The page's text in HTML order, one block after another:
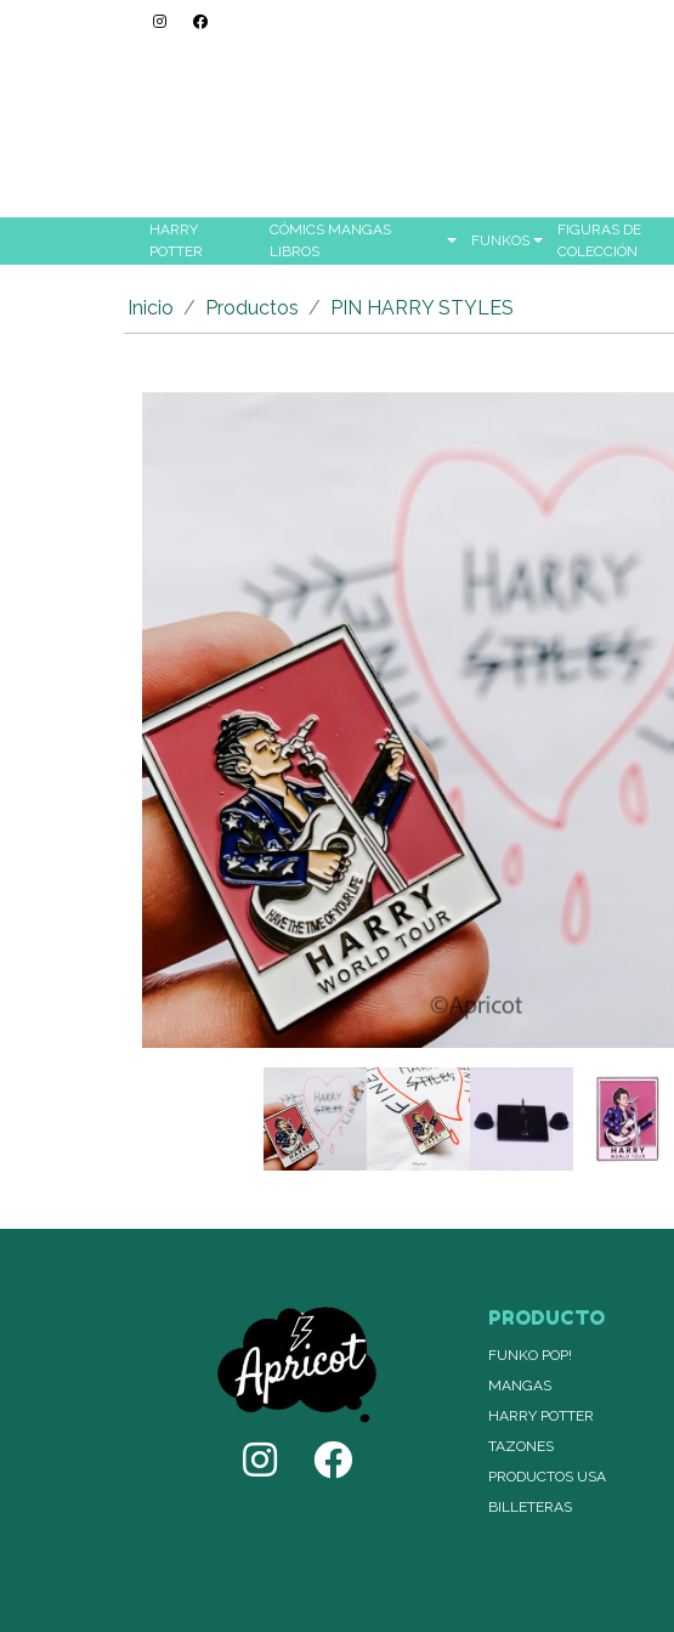
HARRY
POTTER
CÓMICS MANGAS
LIBROS
FUNKOS
FIGURAS DE
COLECCIÓN
Inicio Productos PIN HARRY STYLES
PRODUCTO
FUNKO POP!
MANGAS
HARRY POTTER
TAZONES
PRODUCTOS USA
BILLETERAS